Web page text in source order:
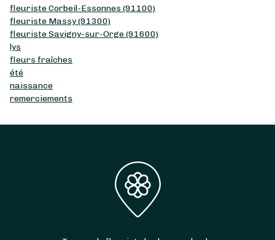
fleuriste Corbeil-Essonnes (91100)
fleuriste Massy (91300)
fleuriste Savigny-sur-Orge (91600)
lys
fleurs fraîches
été
naissance
remerciements